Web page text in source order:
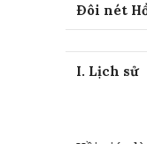
Ðôi nét
I. Lịch sử